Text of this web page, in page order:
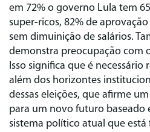
em 72% o governo Lula tem
super-ricos, 82% de
sem dimuinição de salários.
demonstra preocupação com
Isso significa que é necessário
além dos horizontes
dessas eleições, que afirme
para um novo futuro baseado
sistema político atual que